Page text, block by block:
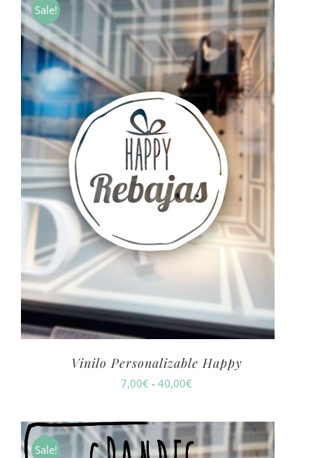
Sale!
ESTE
TIENE
MÚLTIPLES
OPCIONES
SE
EN
LA
PÁGINA
DE
Vinilo Personalizable Happy
7,00€ - 40,00€
precios:
desde
Sale!